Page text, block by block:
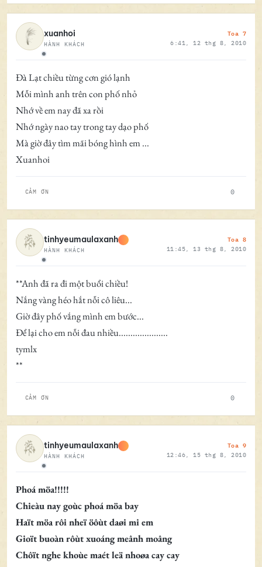
Ngoại tuyến
xuanhoi
HÀNH KHÁCH
Toa 7
6:41, 12 thg 8, 2010
Đà Lạt chiều từng cơn gió lạnh
Mỗi mình anh trên con phố nhỏ
Nhớ về em nay đã xa rồi
Nhớ ngày nao tay trong tay dạo phố
Mà giờ đây tìm mãi bóng hình em ...
Xuanhoi
CẢM ƠN 0
Ngoại tuyến
tinhyeumaulaxanh
HÀNH KHÁCH
Toa 8
11:45, 13 thg 8, 2010
**Anh đã ra đi một buổi chiều!
Nắng vàng héo hắt nỗi cô liêu...
Giờ đây phố vắng mình em bước...
Để lại cho em nỗi đau nhiều.....................
tymlx
**
CẢM ƠN 0
Ngoại tuyến
tinhyeumaulaxanh
HÀNH KHÁCH
Toa 9
12:46, 15 thg 8, 2010
Phoá möa!!!!!
Chieàu nay goùc phoá möa bay
Haït möa rôi nheï öôùt daøi mi em
Gioït buoàn rôùt xuoáng meânh moâng
Chôït nghe khoùe maét leä nhoøa cay cay